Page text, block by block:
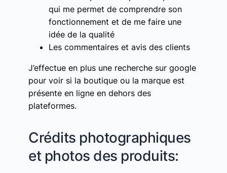
qui me permet de comprendre son
fonctionnement et de me faire une
idée de la qualité
Les commentaires et avis des clients
J’effectue en plus une recherche sur google
pour voir si la boutique ou la marque est
présente en ligne en dehors des
plateformes.
Crédits photographiques
et photos des produits: